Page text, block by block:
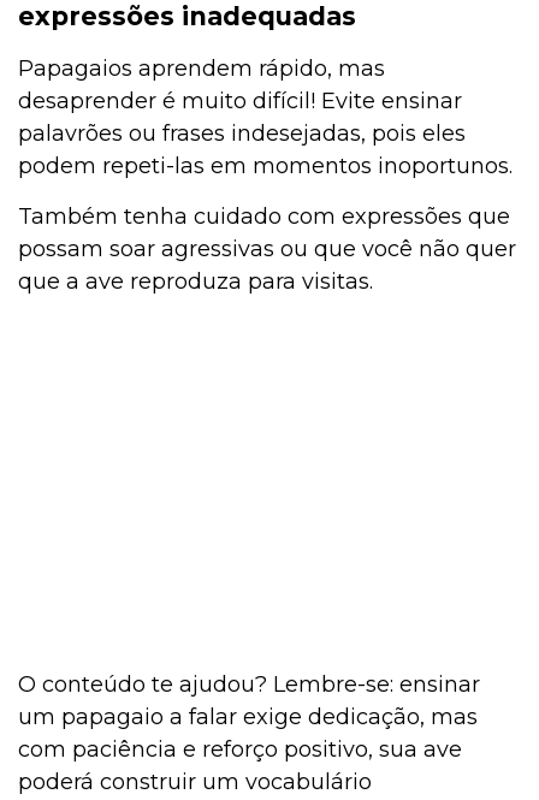
expressões inadequadas
Papagaios aprendem rápido, mas
desaprender é muito difícil! Evite ensinar
palavrões ou frases indesejadas, pois eles
podem repeti-las em momentos inoportunos.
Também tenha cuidado com expressões que
possam soar agressivas ou que você não quer
que a ave reproduza para visitas.
O conteúdo te ajudou? Lembre-se: ensinar
um papagaio a falar exige dedicação, mas
com paciência e reforço positivo, sua ave
poderá construir um vocabulário